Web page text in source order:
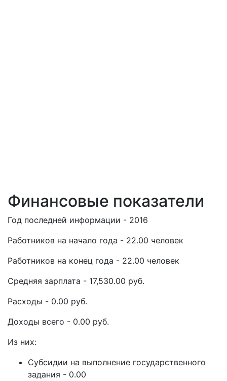
Финансовые показатели
Год последней информации - 2016
Работников на начало года - 22.00 человек
Работников на конец года - 22.00 человек
Средняя зарплата - 17,530.00 руб.
Расходы - 0.00 руб.
Доходы всего - 0.00 руб.
Из них:
Субсидии на выполнение государственного
задания - 0.00